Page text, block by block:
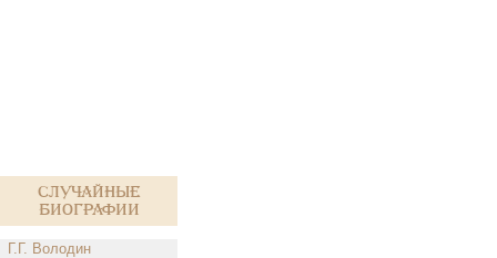
Случайные
биографии
Г.Г. Володин